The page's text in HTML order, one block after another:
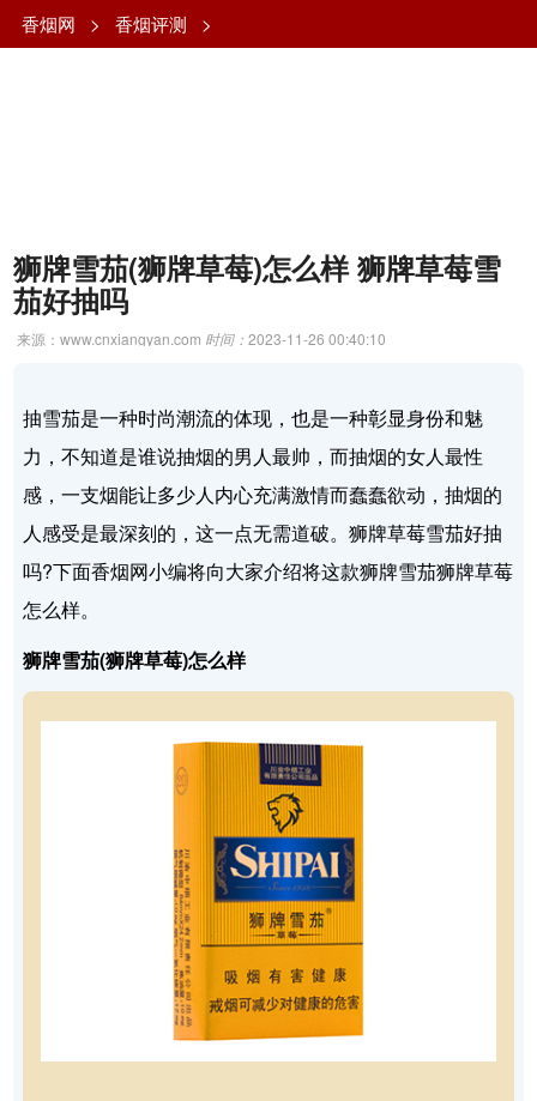
香烟网 > 香烟评测 >
狮牌雪茄(狮牌草莓)怎么样 狮牌草莓雪
茄好抽吗
来源：www.cnxiangyan.com 时间：2023-11-26 00:40:10
抽雪茄是一种时尚潮流的体现，也是一种彰显身份和魅
力，不知道是谁说抽烟的男人最帅，而抽烟的女人最性
感，一支烟能让多少人内心充满激情而蠢蠢欲动，抽烟的
人感受是最深刻的，这一点无需道破。狮牌草莓雪茄好抽
吗?下面香烟网小编将向大家介绍将这款狮牌雪茄狮牌草莓
怎么样。
狮牌雪茄(狮牌草莓)怎么样